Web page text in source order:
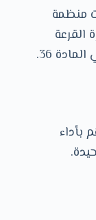
منظمة
القرعة
36.
بأداء